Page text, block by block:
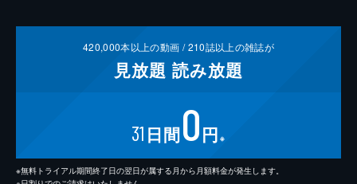
420,000本以上の動画 /210誌以上の雑誌が
見放題 読み放題
31 日間0円 ※
※無料トライアル期間終了日の翌日が属する月から月額料金が発生します。